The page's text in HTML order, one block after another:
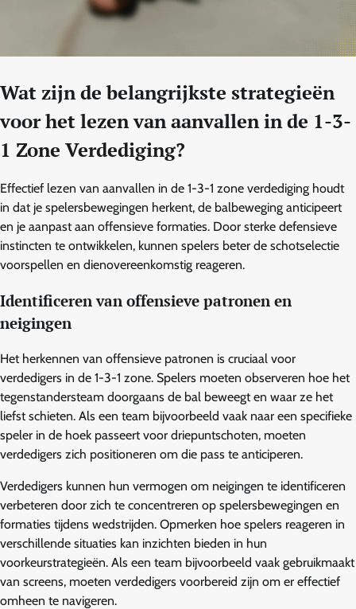
Wat zijn de belangrijkste strategieën
voor het lezen van aanvallen in de 1-3-
1 Zone Verdediging?
Effectief lezen van aanvallen in de 1-3-1 zone verdediging houdt
in dat je spelersbewegingen herkent, de balbeweging anticipeert
en je aanpast aan offensieve formaties. Door sterke defensieve
instincten te ontwikkelen, kunnen spelers beter de schotselectie
voorspellen en dienovereenkomstig reageren.
Identificeren van offensieve patronen en
neigingen
Het herkennen van offensieve patronen is cruciaal voor
verdedigers in de 1-3-1 zone. Spelers moeten observeren hoe het
tegenstandersteam doorgaans de bal beweegt en waar ze het
liefst schieten. Als een team bijvoorbeeld vaak naar een specifieke
speler in de hoek passeert voor driepuntschoten, moeten
verdedigers zich positioneren om die pass te anticiperen.
Verdedigers kunnen hun vermogen om neigingen te identificeren
verbeteren door zich te concentreren op spelersbewegingen en
formaties tijdens wedstrijden. Opmerken hoe spelers reageren in
verschillende situaties kan inzichten bieden in hun
voorkeurstrategieën. Als een team bijvoorbeeld vaak gebruikmaakt
van screens, moeten verdedigers voorbereid zijn om er effectief
omheen te navigeren.